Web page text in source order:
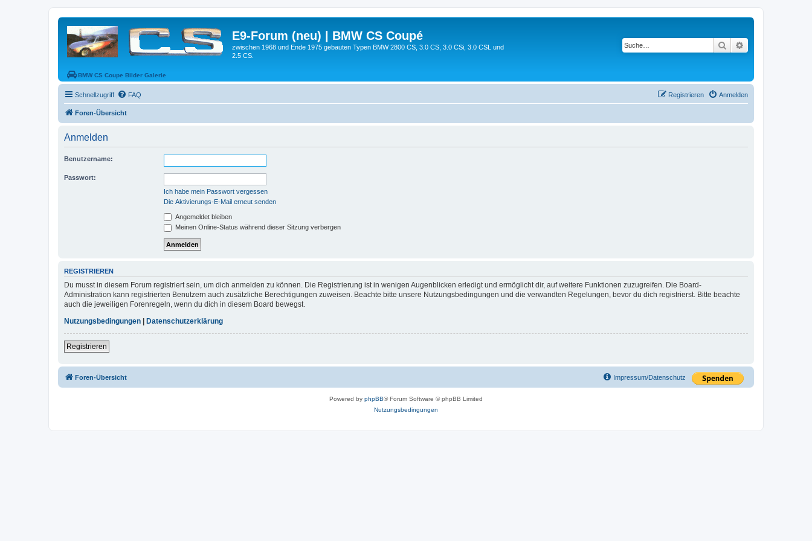
E9-Forum (neu) | BMW CS Coupé
zwischen 1968 und Ende 1975 gebauten Typen BMW 2800 CS, 3.0 CS, 3.0 CSi, 3.0 CSL und
2.5 CS.
BMW CS Coupe Bilder Galerie
Suche
Schnellzugriff FAQ Anmelden
Registrieren
Foren-Übersicht
Anmelden
Benutzername:
Passwort:
Ich habe mein Passwort vergessen
Die Aktivierungs-E-Mail erneut senden
Angemeldet bleiben
Meinen Online-Status während dieser Sitzung verbergen
REGISTRIEREN
Du musst in diesem Forum registriert sein, um dich anmelden zu können. Die Registrierung ist in wenigen Augenblicken erledigt und ermöglicht dir, auf weitere Funktionen zuzugreifen. Die Board-
Administration kann registrierten Benutzern auch zusätzliche Berechtigungen zuweisen. Beachte bitte unsere Nutzungsbedingungen und die verwandten Regelungen, bevor du dich registrierst. Bitte beachte
auch die jeweiligen Forenregeln, wenn du dich in diesem Board bewegst.
Nutzungsbedingungen
Datenschutzerklärung
Registrieren
Foren-Übersicht Impressum/Datenschutz
Powered by phpBB® Forum Software © phpBB Limited
Nutzungsbedingungen